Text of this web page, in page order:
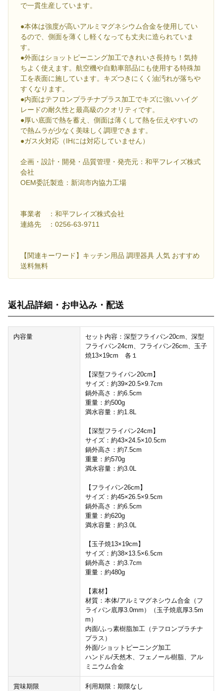
で一貫生産しています。
●本体は強度が高いアルミマグネシウム合金を使用してい
るので、側面を薄くし軽くなっても丈夫に造られていま
す。
●外面はショットピーニング加工できれいさ長持ち！気持
ちよく使えます。航空機や自動車部品にも使用する特殊加
工を表面に施しています。キズつきにくく油汚れが落ちや
すくなります。
●内面はテフロンプラチナプラス加工でキズに強いハイグ
レードの耐久性と最高級のクオリティです。
●厚い底面で熱を蓄え、側面は薄くして熱を伝えやすいの
で熱ムラが少なく美味しく調理できます。
●ガス火対応（IHには対応していません）
企画・設計・開発・品質管理・発売元：和平フレイズ株式
会社
OEM委託製造：新潟市内協力工場
事業者 ：和平フレイズ株式会社
連絡先 ：0256-63-9711
【関連キーワード】キッチン用品 調理器具 人気 おすすめ
送料無料
返礼品詳細・お申込み・配送
内容量
セット内容：深型フライパン20cm、深型
フライパン24cm、フライパン26cm、玉子
焼13×19cm 各１
【深型フライパン20cm】
サイズ：約39×20.5×9.7cm
鍋外高さ：約6.5cm
重量：約500g
満水容量：約1.8L
【深型フライパン24cm】
サイズ：約43×24.5×10.5cm
鍋外高さ：約7.5cm
重量：約570g
満水容量：約3.0L
【フライパン26cm】
サイズ：約45×26.5×9.5cm
鍋外高さ：約6.5cm
重量：約620g
満水容量：約3.0L
【玉子焼13×19cm】
サイズ：約38×13.5×6.5cm
鍋外高さ：約3.7cm
重量：約480g
【素材】
材質：本体/アルミマグネシウム合金（フ
ライパン底厚3.0mm）（玉子焼底厚3.5m
m）
内面/ふっ素樹脂加工（テフロンプラチナ
プラス）
外面/ショットピーニング加工
ハンドル/天然木、フェノール樹脂、アル
ミニウム合金
賞味期限 利用期限：期限なし